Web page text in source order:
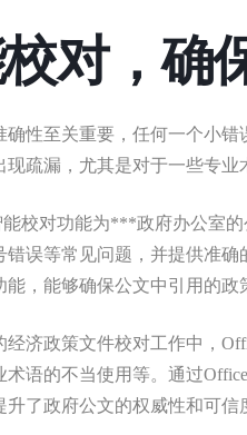
对，确
确性至关重要，任何一个小
现疏漏，尤其是对于一些专
能校对功能为***政府办公室
错误等常见问题，并提供准
能，能够确保公文中引用的政
经济政策文件校对工作中，
术语的不当使用等。通过
了政府公文的权威性和可信